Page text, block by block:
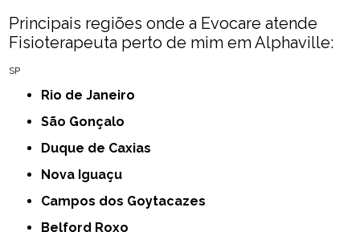
Principais regiões onde a Evocare atende
Fisioterapeuta perto de mim​ em Alphaville:
SP
Rio de Janeiro
São Gonçalo
Duque de Caxias
Nova Iguaçu
Campos dos Goytacazes
Belford Roxo